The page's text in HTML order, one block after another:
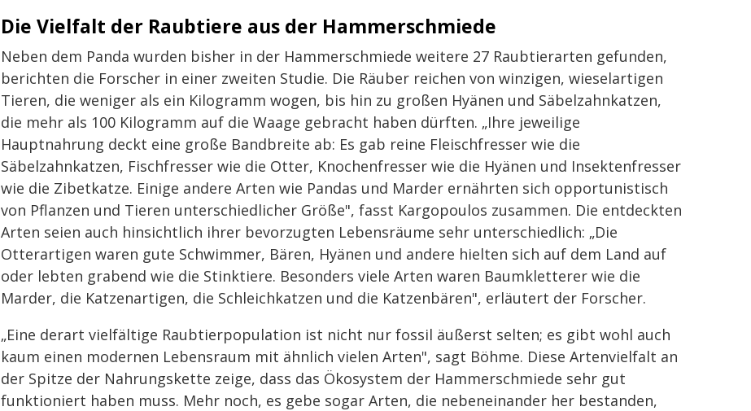
Die Vielfalt der Raubtiere aus der Hammerschmiede
Neben dem Panda wurden bisher in der Hammerschmiede weitere 27 Raubtierarten gefunden,
berichten die Forscher in einer zweiten Studie. Die Räuber reichen von winzigen, wieselartigen
Tieren, die weniger als ein Kilogramm wogen, bis hin zu großen Hyänen und Säbelzahnkatzen,
die mehr als 100 Kilogramm auf die Waage gebracht haben dürften. „Ihre jeweilige
Hauptnahrung deckt eine große Bandbreite ab: Es gab reine Fleischfresser wie die
Säbelzahnkatzen, Fischfresser wie die Otter, Knochenfresser wie die Hyänen und Insektenfresser
wie die Zibetkatze. Einige andere Arten wie Pandas und Marder ernährten sich opportunistisch
von Pflanzen und Tieren unterschiedlicher Größe", fasst Kargopoulos zusammen. Die entdeckten
Arten seien auch hinsichtlich ihrer bevorzugten Lebensräume sehr unterschiedlich: „Die
Otterartigen waren gute Schwimmer, Bären, Hyänen und andere hielten sich auf dem Land auf
oder lebten grabend wie die Stinktiere. Besonders viele Arten waren Baumkletterer wie die
Marder, die Katzenartigen, die Schleichkatzen und die Katzenbären", erläutert der Forscher.
„Eine derart vielfältige Raubtierpopulation ist nicht nur fossil äußerst selten; es gibt wohl auch
kaum einen modernen Lebensraum mit ähnlich vielen Arten", sagt Böhme. Diese Artenvielfalt an
der Spitze der Nahrungskette zeige, dass das Ökosystem der Hammerschmiede sehr gut
funktioniert haben muss. Mehr noch, es gebe sogar Arten, die nebeneinander her bestanden,